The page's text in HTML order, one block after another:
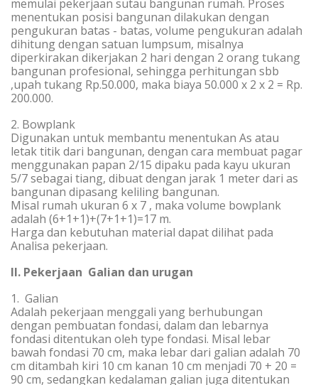
memulai pekerjaan sutau bangunan rumah. Proses
menentukan posisi bangunan dilakukan dengan
pengukuran batas - batas, volume pengukuran adalah
dihitung dengan satuan lumpsum, misalnya
diperkirakan dikerjakan 2 hari dengan 2 orang tukang
bangunan profesional, sehingga perhitungan sbb
,upah tukang Rp.50.000, maka biaya 50.000 x 2 x 2 = Rp.
200.000.
2. Bowplank
Digunakan untuk membantu menentukan As atau
letak titik dari bangunan, dengan cara membuat pagar
menggunakan papan 2/15 dipaku pada kayu ukuran
5/7 sebagai tiang, dibuat dengan jarak 1 meter dari as
bangunan dipasang keliling bangunan.
Misal rumah ukuran 6 x 7 , maka volume bowplank
adalah (6+1+1)+(7+1+1)=17 m.
Harga dan kebutuhan material dapat dilihat pada
Analisa pekerjaan.
II. Pekerjaan Galian dan urugan
1. Galian
Adalah pekerjaan menggali yang berhubungan
dengan pembuatan fondasi, dalam dan lebarnya
fondasi ditentukan oleh type fondasi. Misal lebar
bawah fondasi 70 cm, maka lebar dari galian adalah 70
cm ditambah kiri 10 cm kanan 10 cm menjadi 70 + 20 =
90 cm, sedangkan kedalaman galian juga ditentukan